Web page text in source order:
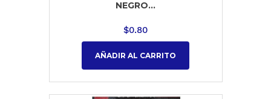
NEGRO...
$0.80
AÑADIR AL CARRITO